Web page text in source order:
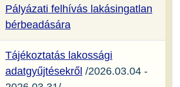
Pályázati felhívás lakásingatlan
bérbeadására
Tájékoztatás lakossági
adatgyűjtésekről /2026.03.04 -